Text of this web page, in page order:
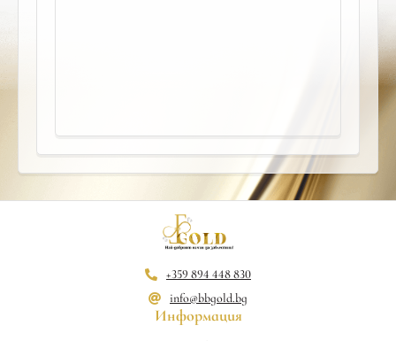
+359 894 448 830
info@bbgold.bg
Информация